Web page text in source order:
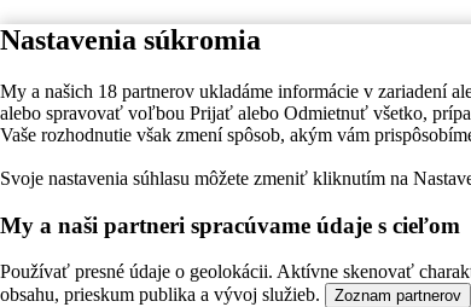
Nastavenia súkromia
My a našich 18 partnerov ukladáme informácie v zariadení
alebo spravovať voľbou Prijať alebo Odmietnuť všetko,
Vaše rozhodnutie však zmení spôsob, akým vám
Svoje nastavenia súhlasu môžete zmeniť kliknutím na
My a naši partneri spracúvame údaje s cieľom
Používať presné údaje o geolokácii. Aktívne skenovať
obsahu, prieskum publika a vývoj služieb.
Zoznam partnerov